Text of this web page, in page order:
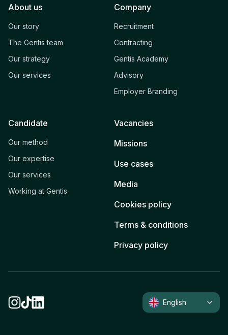
About us
Our story
The Gentis team
Our strategy
Our services
Company
Recruitment
Contracting
Gentis Academy
Advisory
Employer Branding
Candidate
Our method
Our expertise
Our services
Working at Gentis
Vacancies
Missions
Use cases
Media
Cookies policy
Terms & conditions
Privacy policy
English